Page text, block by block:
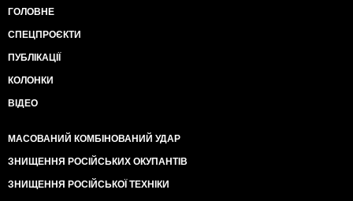
ГОЛОВНЕ
СПЕЦПРОЄКТИ
ПУБЛІКАЦІЇ
КОЛОНКИ
ВІДЕО
МАСОВАНИЙ КОМБІНОВАНИЙ УДАР
ЗНИЩЕННЯ РОСІЙСЬКИХ ОКУПАНТІВ
ЗНИЩЕННЯ РОСІЙСЬКОЇ ТЕХНІКИ